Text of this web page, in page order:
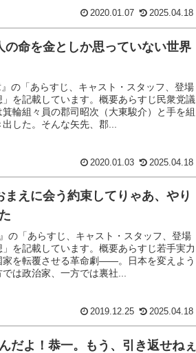
2020.01.07 2025.04.18
命を金としか思っていない世界
の「あらすじ、キャスト・スタッフ、登場
を記載しています。概要あらすじ民衆党議
輪組々員の郡司昭次（大東駿介）と手を組
した。そんな矢先、郡...
2020.01.03 2025.04.18
えに会う約束してりゃあ、やり
「あらすじ、キャスト・スタッフ、登場
を記載しています。概要あらすじ若手実力
家を転覆させる革命劇――。日本を変えよう
は政治家、一方では裏社...
2019.12.25 2025.04.18
だよ！恭一。もう、引き返せねぇ